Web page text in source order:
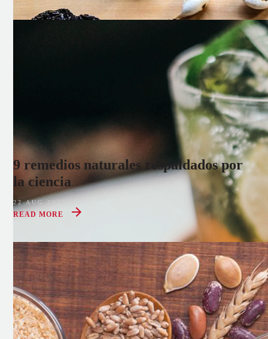
9 remedios naturales respaldados por
la ciencia
22 AUG 2022
READ MORE